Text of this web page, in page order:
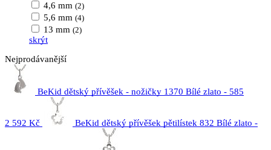
4,6 mm (2)
5,6 mm (4)
13 mm (2)
skrýt
Nejprodávanější
BeKid dětský přívěšek - nožičky 1370 Bílé zlato - 585
2 592 Kč BeKid dětský přívěšek pětilístek 832 Bílé zlato -